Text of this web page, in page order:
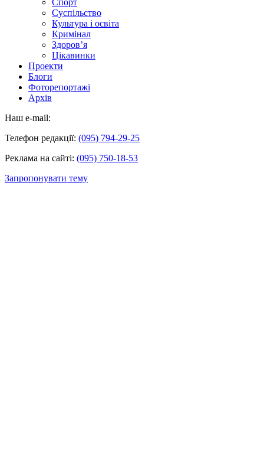
Суспільство
Культура і освіта
Кримінал
Здоров’я
Цікавинки
Проекти
Блоги
Фоторепортажі
Архів
Наш e-mail:
Телефон редакції: (095) 794-29-25
Реклама на сайті: (095) 750-18-53
Запропонувати тему